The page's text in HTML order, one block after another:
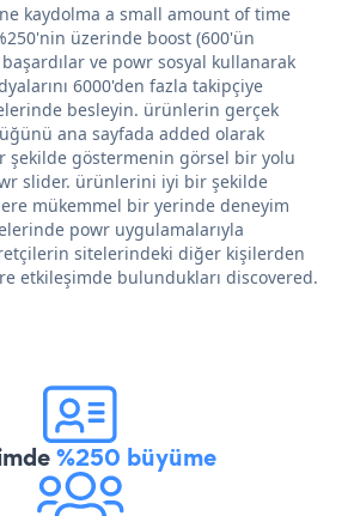
kaydolma a small amount of time
üzerinde boost (600'ün
ve powr sosyal kullanarak
6000'den fazla takipçiye
besleyin. ürünlerin gerçek
ana sayfada added olarak
şekilde göstermenin görsel bir yolu
slider. ürünlerini iyi bir şekilde
mükemmel bir yerinde deneyim
powr uygulamalarıyla
sitelerindeki diğer kişilerden
etkileşimde bulundukları discovered.
%250 büyüme